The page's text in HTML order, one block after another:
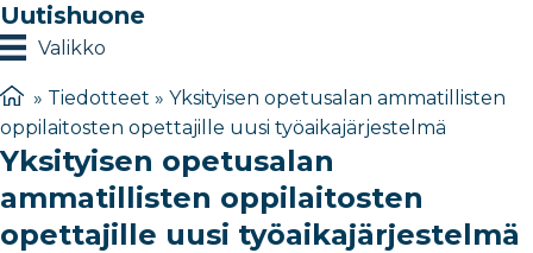
Uutishuone
Valikko
» Tiedotteet » Yksityisen opetusalan ammatillisten
oppilaitosten opettajille uusi työaikajärjestelmä
Yksityisen opetusalan
ammatillisten oppilaitosten
opettajille uusi työaikajärjestelmä